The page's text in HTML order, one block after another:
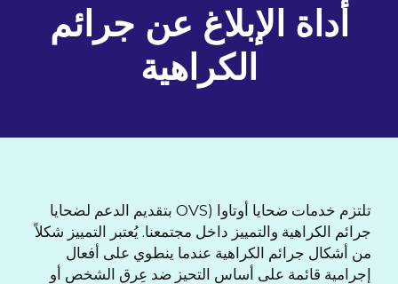
أداة الإبلاغ عن جرائم
الكراهية
تلتزم خدمات ضحايا أوتاوا (OVS بتقديم الدعم لضحايا
جرائم الكراهية والتمييز داخل مجتمعنا. يُعتبر التمييز شكلاً
من أشكال جرائم الكراهية عندما ينطوي على أفعال
إجرامية قائمة على أساس التحيز ضد عِرق الشخص أو